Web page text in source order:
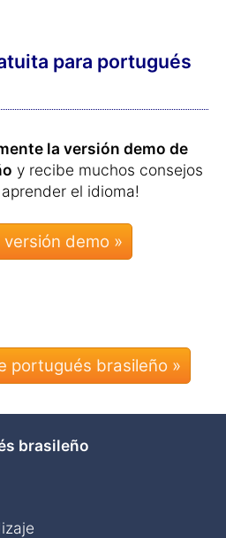
para portugués
la versión demo de
y recibe muchos consejos
el idioma!
portugués brasileño »
brasileño